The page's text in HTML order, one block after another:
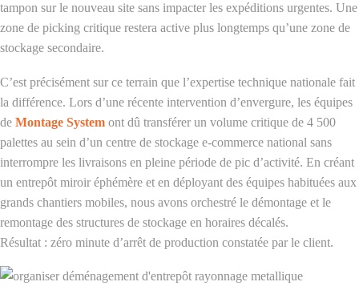
tampon sur le nouveau site sans impacter les expéditions urgentes. Une
zone de picking critique restera active plus longtemps qu’une zone de
stockage secondaire.
C’est précisément sur ce terrain que l’expertise technique nationale fait
la différence. Lors d’une récente intervention d’envergure, les équipes
de Montage System ont dû transférer un volume critique de 4 500
palettes au sein d’un centre de stockage e-commerce national sans
interrompre les livraisons en pleine période de pic d’activité. En créant
un entrepôt miroir éphémère et en déployant des équipes habituées aux
grands chantiers mobiles, nous avons orchestré le démontage et le
remontage des structures de stockage en horaires décalés.
Résultat : zéro minute d’arrêt de production constatée par le client.